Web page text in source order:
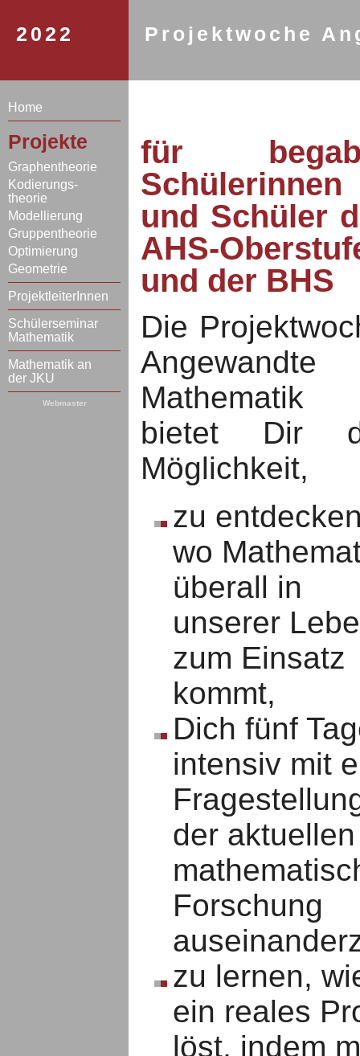
2022 Projektwoche
Home
Projekte
Graphentheorie
Kodierungs-
theorie
Modellierung
Gruppentheorie
Optimierung
Geometrie
ProjektleiterInnen
Schülerseminar
Mathematik
Mathematik an
der JKU
Webmaster
für
Schülerinnen
und Schüler
AHS-
und der BHS
Die
Angewandte
Mathematik
bietet Dir
Möglichkeit,
zu
wo
überall in
unserer
zum Einsatz
kommt,
Dich fünf
intensiv mit
der aktuellen
Forschung
zu lernen,
ein reales
löst, indem